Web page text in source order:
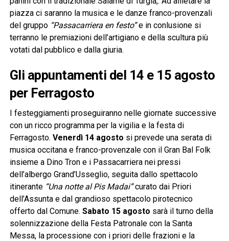
piazza ci saranno la musica e le danze franco-provenzali
del gruppo “Passacarriera en festo”e in conlusione si
terranno le premiazioni dell’artigiano e della scultura più
votati dal pubblico e dalla giuria.
Gli appuntamenti del 14 e 15 agosto
per Ferragosto
I festeggiamenti proseguiranno nelle giornate successive
con un ricco programma per la vigilia e la festa di
Ferragosto. Venerdì 14 agosto si prevede una serata di
musica occitana e franco-provenzale con il Gran Bal Folk
insieme a Dino Tron e i Passacarriera nei pressi
dell’albergo Grand’Usseglio, seguita dallo spettacolo
itinerante “Una notte al Pis Madai”curato dai Priori
dell’Assunta e dal grandioso spettacolo pirotecnico
offerto dal Comune. Sabato 15 agosto sarà il turno della
solennizzazione della Festa Patronale con la Santa
Messa, la processione con i priori delle frazioni e la